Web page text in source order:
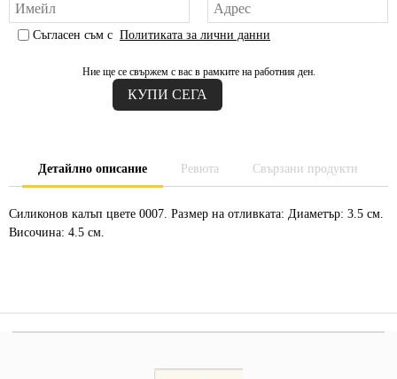
Съгласен съм с Политиката за лични данни
Ние ще се свържем с вас в рамките на работния ден.
Детайлно описание Ревюта Свързани продукти
Силиконов калъп цвете 0007. Размер на отливката: Диаметър: 3.5 см.
Височина: 4.5 см.